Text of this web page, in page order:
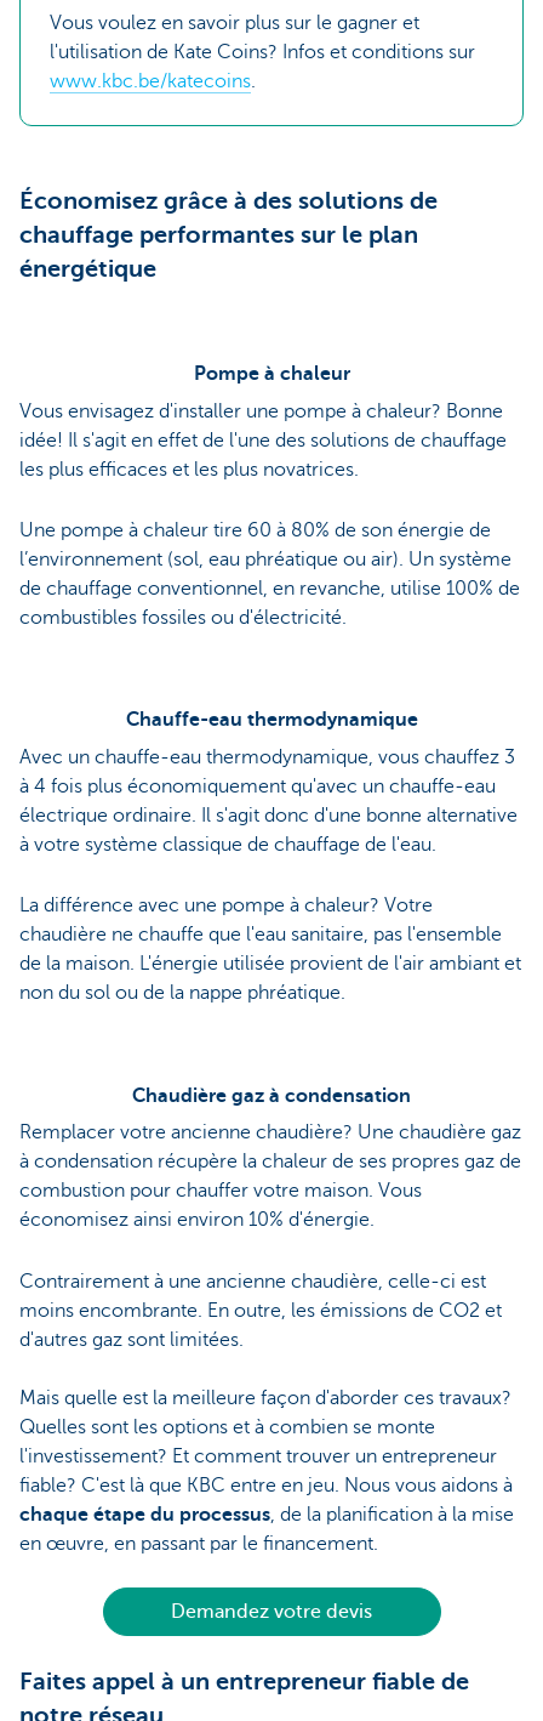
Vous voulez en savoir plus sur le gagner et
l'utilisation de Kate Coins? Infos et conditions sur
www.kbc.be/katecoins.
Économisez grâce à des solutions de
chauffage performantes sur le plan
énergétique
Pompe à chaleur
Vous envisagez d'installer une pompe à chaleur? Bonne
idée! Il s'agit en effet de l'une des solutions de chauffage
les plus efficaces et les plus novatrices.
Une pompe à chaleur tire 60 à 80% de son énergie de
l’environnement (sol, eau phréatique ou air). Un système
de chauffage conventionnel, en revanche, utilise 100% de
combustibles fossiles ou d'électricité.
Chauffe-eau thermodynamique
Avec un chauffe-eau thermodynamique, vous chauffez 3
à 4 fois plus économiquement qu'avec un chauffe-eau
électrique ordinaire. Il s'agit donc d'une bonne alternative
à votre système classique de chauffage de l'eau.
La différence avec une pompe à chaleur? Votre
chaudière ne chauffe que l'eau sanitaire, pas l'ensemble
de la maison. L'énergie utilisée provient de l'air ambiant et
non du sol ou de la nappe phréatique.
Chaudière gaz à condensation
Remplacer votre ancienne chaudière? Une chaudière gaz
à condensation récupère la chaleur de ses propres gaz de
combustion pour chauffer votre maison. Vous
économisez ainsi environ 10% d'énergie.
Contrairement à une ancienne chaudière, celle-ci est
moins encombrante. En outre, les émissions de CO2 et
d'autres gaz sont limitées.
Mais quelle est la meilleure façon d'aborder ces travaux?
Quelles sont les options et à combien se monte
l'investissement? Et comment trouver un entrepreneur
fiable? C'est là que KBC entre en jeu. Nous vous aidons à
chaque étape du processus , de la planification à la mise
en œuvre, en passant par le financement.
Demandez votre devis
Faites appel à un entrepreneur fiable de
notre réseau